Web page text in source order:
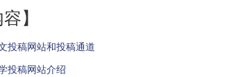
】
投稿网站和投稿通道
投稿网站介绍